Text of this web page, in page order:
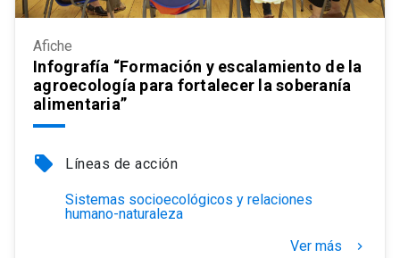
Afiche
Infografía “Formación y escalamiento de la
agroecología para fortalecer la soberanía
alimentaria”
local_offer Líneas de acción
Sistemas socioecológicos y relaciones
humano-naturaleza
Ver más
keyboard_arrow_right